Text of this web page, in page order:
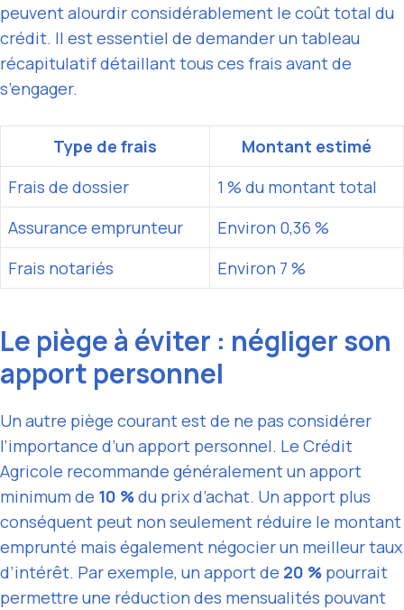
peuvent alourdir considérablement le coût total du
crédit. Il est essentiel de demander un tableau
récapitulatif détaillant tous ces frais avant de
s’engager.
Type de frais
Montant estimé
Frais de dossier
1 % du montant total
Assurance emprunteur
Environ 0,36 %
Frais notariés
Environ 7 %
Le piège à éviter : négliger son
apport personnel
Un autre piège courant est de ne pas considérer
l’importance d’un apport personnel. Le Crédit
Agricole recommande généralement un apport
minimum de 10 %du prix d’achat. Un apport plus
conséquent peut non seulement réduire le montant
emprunté mais également négocier un meilleur taux
d’intérêt. Par exemple, un apport de 20 % pourrait
permettre une réduction des mensualités pouvant